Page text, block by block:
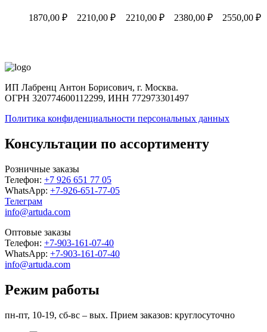
1870,00 ₽ 2210,00₽ 2210,00 ₽ 2380,00 ₽ 2550,00₽
ИП Лабренц Антон Борисович, г. Москва.
ОГРН 320774600112299, ИНН 772973301497
Политика конфиденциальности персональных данных
Консультации по ассортименту
Розничные заказы
Телефон: +7 926 651 77 05
WhatsApp: +7-926-651-77-05
Телеграм
info@artuda.com
Оптовые заказы
Телефон: +7-903-161-07-40
WhatsApp: +7-903-161-07-40
info@artuda.com
Режим работы
пн-пт, 10-19, сб-вс – вых. Прием заказов: круглосуточно